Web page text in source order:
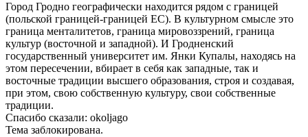
Город Гродно географически находится рядом с границей
(польской границей-границей ЕС). В культурном смысле это
граница менталитетов, граница мировоззрений, граница
культур (восточной и западной). И Гродненский
государственный университет им. Янки Купалы, находясь на
этом пересечении, вбирает в себя как западные, так и
восточные традиции высшего образования, строя и создавая,
при этом, свою собственную культуру, свои собственные
традиции.
Спасибо сказали: okoljago
Тема заблокирована.